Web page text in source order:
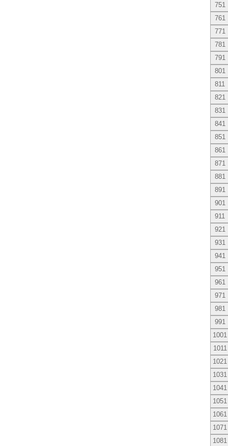
751
761
771
781
791
801
811
821
831
841
851
861
871
881
891
901
911
921
931
941
951
961
971
981
991
1001
1011
1021
1031
1041
1051
1061
1071
1081